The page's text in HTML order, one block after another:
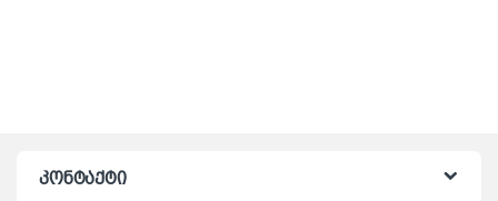
კონტაქტი